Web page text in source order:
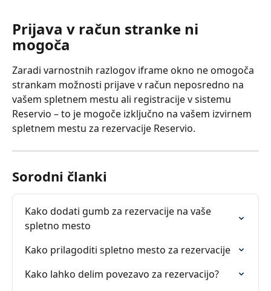
Prijava v račun stranke ni
mogoča
Zaradi varnostnih razlogov iframe okno ne omogoča
strankam možnosti prijave v račun neposredno na
vašem spletnem mestu ali registracije v sistemu
Reservio – to je mogoče izključno na vašem izvirnem
spletnem mestu za rezervacije Reservio.
Sorodni članki
Kako dodati gumb za rezervacije na vaše
spletno mesto
Kako prilagoditi spletno mesto za rezervacije
Kako lahko delim povezavo za rezervacijo?